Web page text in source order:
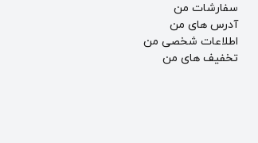
سفارشات من
آدرس های من
اطلاعات شخصی من
تخفیف های من